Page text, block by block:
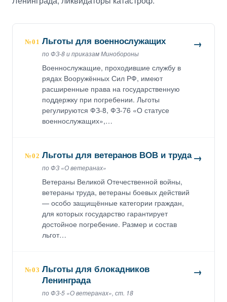
№01 Льготы для военнослужащих
по ФЗ-8 и приказам Минобороны
Военнослужащие, проходившие службу в
рядах Вооружённых Сил РФ, имеют
расширенные права на государственную
поддержку при погребении. Льготы
регулируются ФЗ-8, ФЗ-76 «О статусе
военнослужащих»,…
→
№02 Льготы для ветеранов ВОВ и труда
по ФЗ «О ветеранах»
Ветераны Великой Отечественной войны,
ветераны труда, ветераны боевых действий
— особо защищённые категории граждан,
для которых государство гарантирует
достойное погребение. Размер и состав
льгот…
→
№03 Льготы для блокадников
Ленинграда
по ФЗ-5 «О ветеранах», ст. 18
→